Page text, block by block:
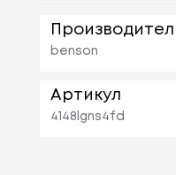
benson
Артикул
4148lgns4fd